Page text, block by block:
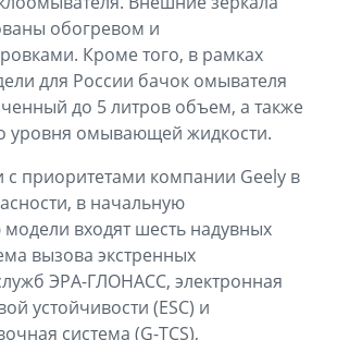
обогревом и
Кроме того, в рамках
для России бачок омывателя
до 5 литров объем, а также
уровня омывающей жидкости.
с приоритетами компании Geely в
в начальную
входят шесть надувных
вызова экстренных
ЭРА-ГЛОНАСС, электронная
устойчивости (ESС) и
система (G-TCS),